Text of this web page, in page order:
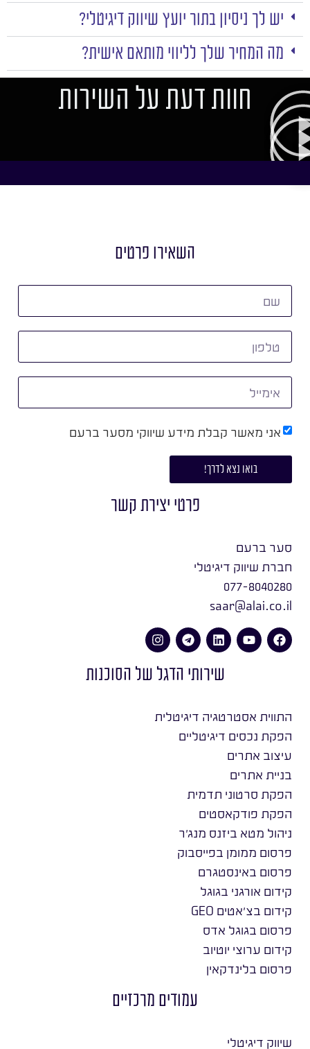
יש לך ניסיון בתור יועץ שיווק דיגיטלי?
מה המחיר שלך לליווי מותאם אישית?
חוות דעת על השירות
השאירו פרטים
אני מאשר קבלת מידע שיווקי מסער ברעם
בואו נצא לדרך!
פרטי יצירת קשר
סער ברעם
חברת שיווק דיגיטלי
077-8040280
saar@alai.co.il
שירותי הדגל של הסוכנות
התווית אסטרטגיה דיגיטלית
הפקת נכסים דיגיטליים
עיצוב אתרים
בניית אתרים
הפקת סרטוני תדמית
הפקת פודקאסטים
ניהול מטא ביזנס מנג׳ר
פרסום ממומן בפייסבוק
פרסום באינסטגרם
קידום אורגני בגוגל
קידום בצ׳אטים GEO
פרסום בגוגל אדס
קידום ערוצי יוטיוב
פרסום בלינדקאין
עמודים מרכזיים
שיווק דיגיטלי